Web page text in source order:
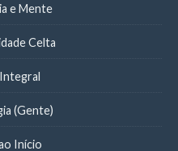
e Mente
Celta
(Gente)
Início